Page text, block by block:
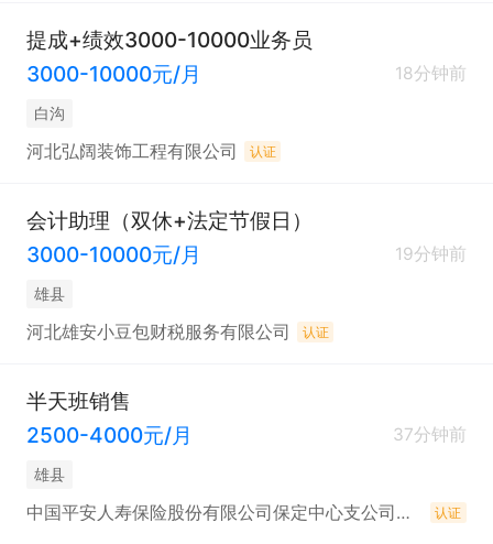
提成+绩效3000-10000业务员
3000-10000元/月
18分钟前
白沟
河北弘阔装饰工程有限公司 认证
会计助理（双休+法定节假日）
3000-10000元/月
19分钟前
雄县
河北雄安小豆包财税服务有限公司 认证
半天班销售
2500-4000元/月
37分钟前
雄县
中国平安人寿保险股份有限公司保定中心支公司雄县营销服务部 认证